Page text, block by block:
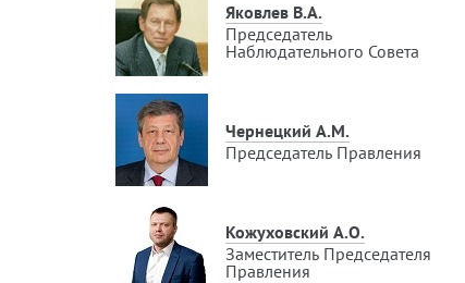
Яковлев В.А.
Председатель
Наблюдательного Совета
Чернецкий А.М.
Председатель Правления
Кожуховский А.О.
Заместитель Председателя
Правления